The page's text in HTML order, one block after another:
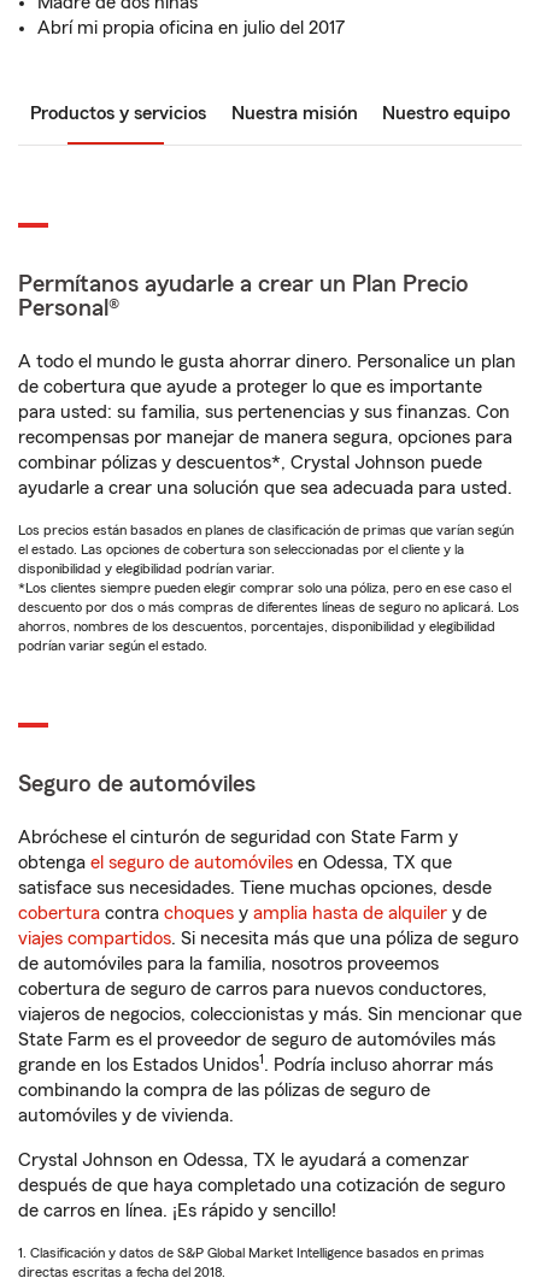
Abrí mi propia oficina en julio del 2017
Productos y servicios Nuestra misión Nuestro equipo
Permítanos ayudarle a crear un Plan Precio
Personal®
A todo el mundo le gusta ahorrar dinero. Personalice un plan
de cobertura que ayude a proteger lo que es importante
para usted: su familia, sus pertenencias y sus finanzas. Con
recompensas por manejar de manera segura, opciones para
combinar pólizas y descuentos*, Crystal Johnson puede
ayudarle a crear una solución que sea adecuada para usted.
Los precios están basados en planes de clasificación de primas que varían según
el estado. Las opciones de cobertura son seleccionadas por el cliente y la
disponibilidad y elegibilidad podrían variar.
*Los clientes siempre pueden elegir comprar solo una póliza, pero en ese caso el
descuento por dos o más compras de diferentes líneas de seguro no aplicará. Los
ahorros, nombres de los descuentos, porcentajes, disponibilidad y elegibilidad
podrían variar según el estado.
Seguro de automóviles
Abróchese el cinturón de seguridad con State Farm y
obtenga el seguro de automóviles en Odessa, TX que
satisface sus necesidades. Tiene muchas opciones, desde
cobertura contra choques y amplia hasta de alquiler y de
viajes compartidos. Si necesita más que una póliza de seguro
de automóviles para la familia, nosotros proveemos
cobertura de seguro de carros para nuevos conductores,
viajeros de negocios, coleccionistas y más. Sin mencionar que
State Farm es el proveedor de seguro de automóviles más
grande en los Estados Unidos1. Podría incluso ahorrar más
combinando la compra de las pólizas de seguro de
automóviles y de vivienda.
Crystal Johnson en Odessa, TX le ayudará a comenzar
después de que haya completado una cotización de seguro
de carros en línea. ¡Es rápido y sencillo!
1. Clasificación y datos de S&P Global Market Intelligence basados en primas
directas escritas a fecha del 2018.